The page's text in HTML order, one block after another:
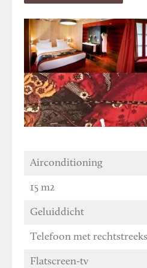
Airconditioning
15 m2
Geluiddicht
Telefoon met
Flatscreen-tv